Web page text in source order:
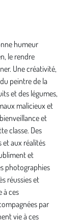
humeur
le rendre
Une créativité,
peintre de la
et des légumes,
malicieux et
et
classe. Des
et aux réalités
et
photographies
réussies et
à ces
par
vie à ces